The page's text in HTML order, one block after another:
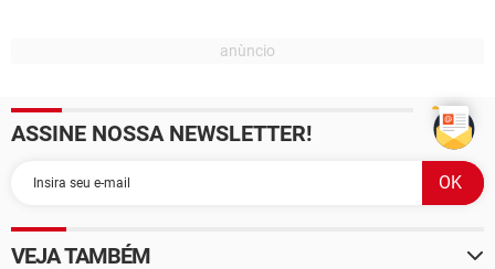
ASSINE NOSSA NEWSLETTER!
VEJA TAMBÉM